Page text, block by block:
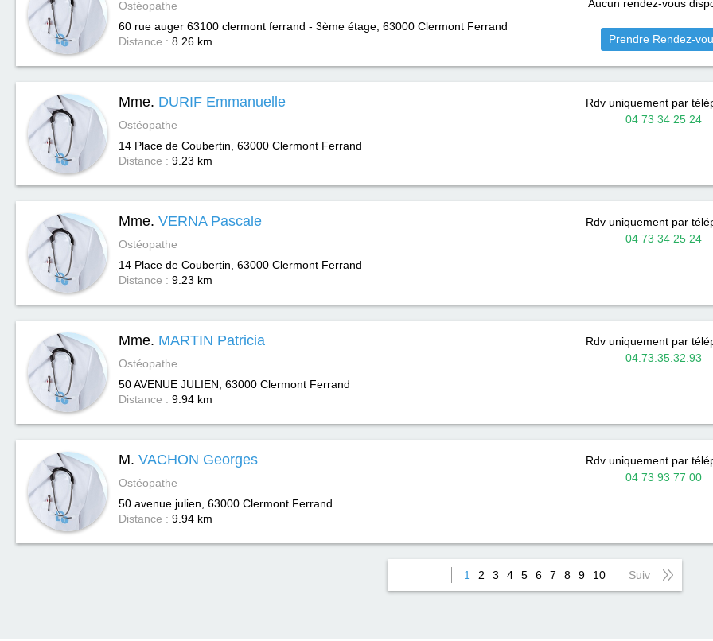
Ostéopathe
60 rue auger 63100 clermont ferrand - 3ème étage, 63000 Clermont Ferrand
Distance : 8.26 km
Aucun rendez-vous
Prendre Rendez-
Mme. DURIF Emmanuelle
Ostéopathe
14 Place de Coubertin, 63000 Clermont Ferrand
Distance : 9.23 km
Rdv uniquement par
04 73 34 25 24
Mme. VERNA Pascale
Ostéopathe
14 Place de Coubertin, 63000 Clermont Ferrand
Distance : 9.23 km
Rdv uniquement par
04 73 34 25 24
Mme. MARTIN Patricia
Ostéopathe
50 AVENUE JULIEN, 63000 Clermont Ferrand
Distance : 9.94 km
Rdv uniquement par
04.73.35.32.93
M. VACHON Georges
Ostéopathe
50 avenue julien, 63000 Clermont Ferrand
Distance : 9.94 km
Rdv uniquement par
04 73 93 77 00
1 2 3 4 5 6 7 8 9 10 Suiv